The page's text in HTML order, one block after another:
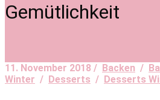
Gemütlichkeit
11. November 2018 / Backen /
Winter / Desserts / Desserts